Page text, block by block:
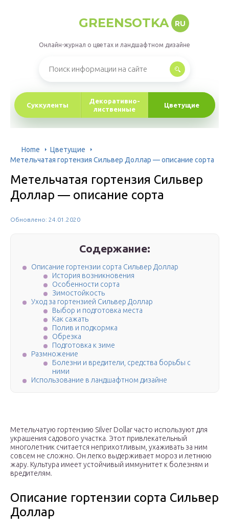
GREENSOTKA RU
Онлайн-журнал о цветах и ландшафтном дизайне
Суккуленты
Декоративно-
лиственные
Цветущие
Home
Цветущие
Метельчатая гортензия Сильвер Доллар — описание сорта
Метельчатая гортензия Сильвер
Доллар — описание сорта
Обновлено: 24.01.2020
Содержание:
Описание гортензии сорта Сильвер Доллар
История возникновения
Особенности сорта
Зимостойкость
Уход за гортензией Сильвер Доллар
Выбор и подготовка места
Как сажать
Полив и подкормка
Обрезка
Подготовка к зиме
Размножение
Болезни и вредители, средства борьбы с
ними
Использование в ландшафтном дизайне
Метельчатую гортензию Silver Dollar часто используют для
украшения садового участка. Этот привлекательный
многолетник считается неприхотливым, ухаживать за ним
совсем не сложно. Он легко выдерживает мороз и летнюю
жару. Культура имеет устойчивый иммунитет к болезням и
вредителям.
Описание гортензии сорта Сильвер
Доллар